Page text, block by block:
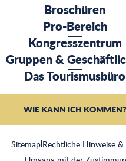
Sitemap|Rechtliche Hinweise &
Broschüren
Pro-Bereich
Kongresszentrum
Gruppen &
Das Tourismusbüro
WIE KANN ICH KOMMEN?